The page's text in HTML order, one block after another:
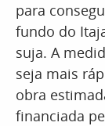
para
fundo do
suja. A
seja mais
obra
financiada